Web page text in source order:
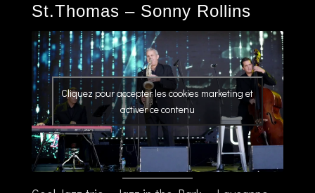
St.Thomas – Sonny Rollins
Cliquez pour accepter les cookies marketing et
activer ce contenu